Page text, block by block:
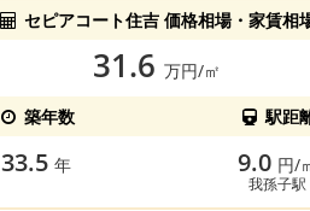
セピアコート住吉 価格相場・家賃相
31.6 万円/㎡
築年数 駅距
33.5 年 9.0 円/
我孫子駅